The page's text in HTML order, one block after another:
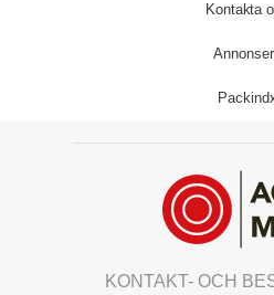
Kontakta
KONTAKT- OCH